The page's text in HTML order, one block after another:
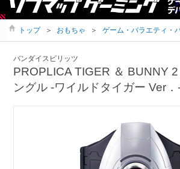
トップ ＞ おもちゃ ＞ ゲーム・バラエティ・
バンダイスピリッツ
PROPLICA TIGER ＆ BUNNY
ングル -ワイルドタイガー Ver．